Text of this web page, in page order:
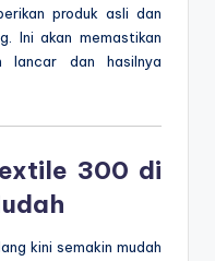
produk asli dan
Ini akan memastikan
lancar dan hasilnya
300 di
kini semakin mudah